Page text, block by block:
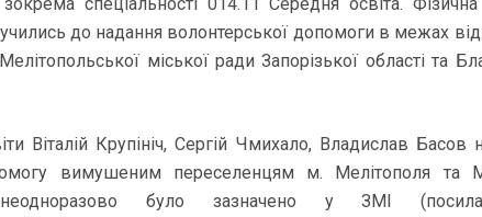
до надання волонтерської допомоги в межах
міської ради Запорізької області та
Віталій Крупініч, Сергій Чмихало, Владислав Басов
вимушеним переселенцям м. Мелітополя та
було зазначено у ЗМІ